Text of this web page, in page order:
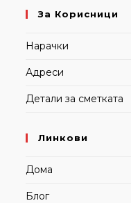
За Корисници
Нарачки
Адреси
Детали за сметката
Линкови
Дома
Блог